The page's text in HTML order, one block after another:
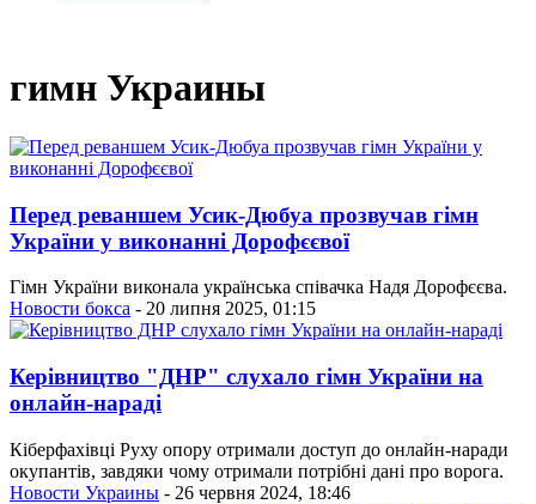
гимн Украины
Перед реваншем Усик-Дюбуа прозвучав гімн
України у виконанні Дорофєєвої
Гімн України виконала українська співачка Надя Дорофєєва.
Новости бокса - 20 липня 2025, 01:15
Керівництво "ДНР" слухало гімн України на
онлайн-нараді
Кіберфахівці Руху опору отримали доступ до онлайн-наради
окупантів, завдяки чому отримали потрібні дані про ворога.
Новости Украины - 26 червня 2024, 18:46